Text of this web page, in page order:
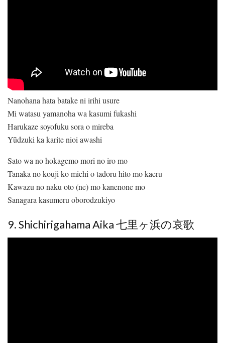
Nanohana hata batake ni irihi usure
Mi watasu yamanoha wa kasumi fukashi
Harukaze soyofuku sora o mireba
Yūdzuki ka karite nioi awashi
Sato wa no hokagemo mori no iro mo
Tanaka no kouji ko michi o tadoru hito mo kaeru
Kawazu no naku oto (ne) mo kanenone mo
Sanagara kasumeru oborodzukiyo
9. Shichirigahama Aika 七里ヶ浜の哀歌